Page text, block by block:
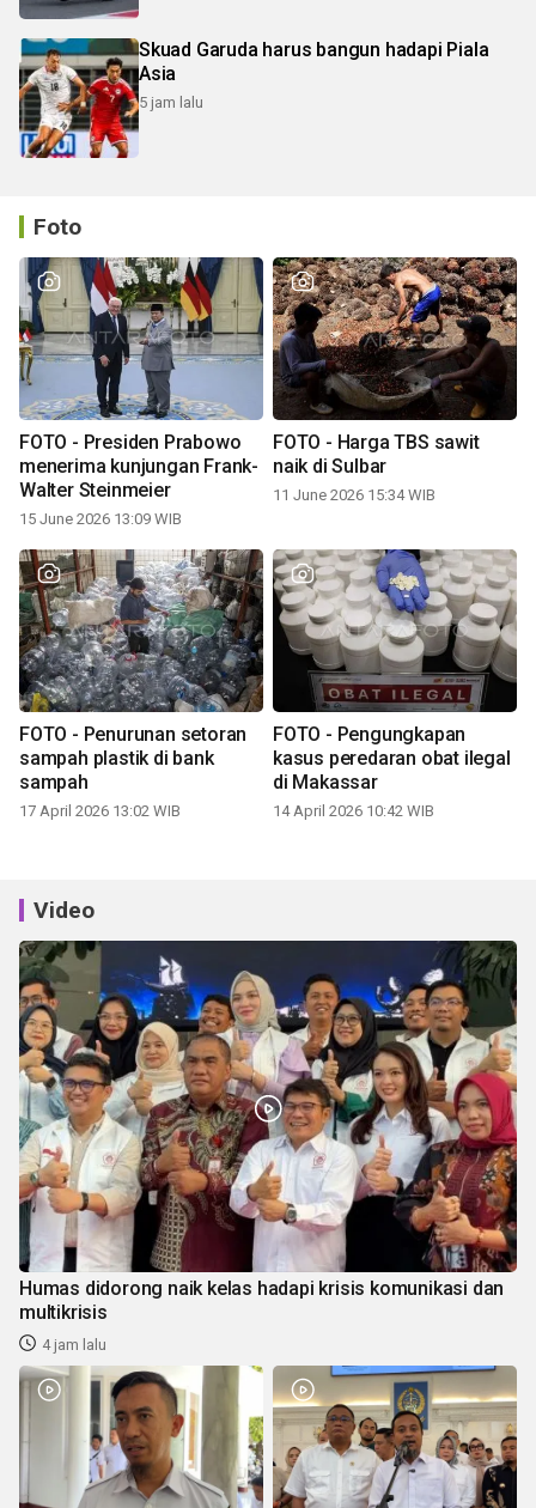
Skuad Garuda harus bangun hadapi Piala
Asia
5 jam lalu
Foto
FOTO - Presiden Prabowo
menerima kunjungan Frank-
Walter Steinmeier
15 June 2026 13:09 WIB
FOTO - Harga TBS sawit
naik di Sulbar
11 June 2026 15:34 WIB
FOTO - Penurunan setoran
sampah plastik di bank
sampah
17 April 2026 13:02 WIB
FOTO - Pengungkapan
kasus peredaran obat ilegal
di Makassar
14 April 2026 10:42 WIB
Video
Humas didorong naik kelas hadapi krisis komunikasi dan
multikrisis
4 jam lalu